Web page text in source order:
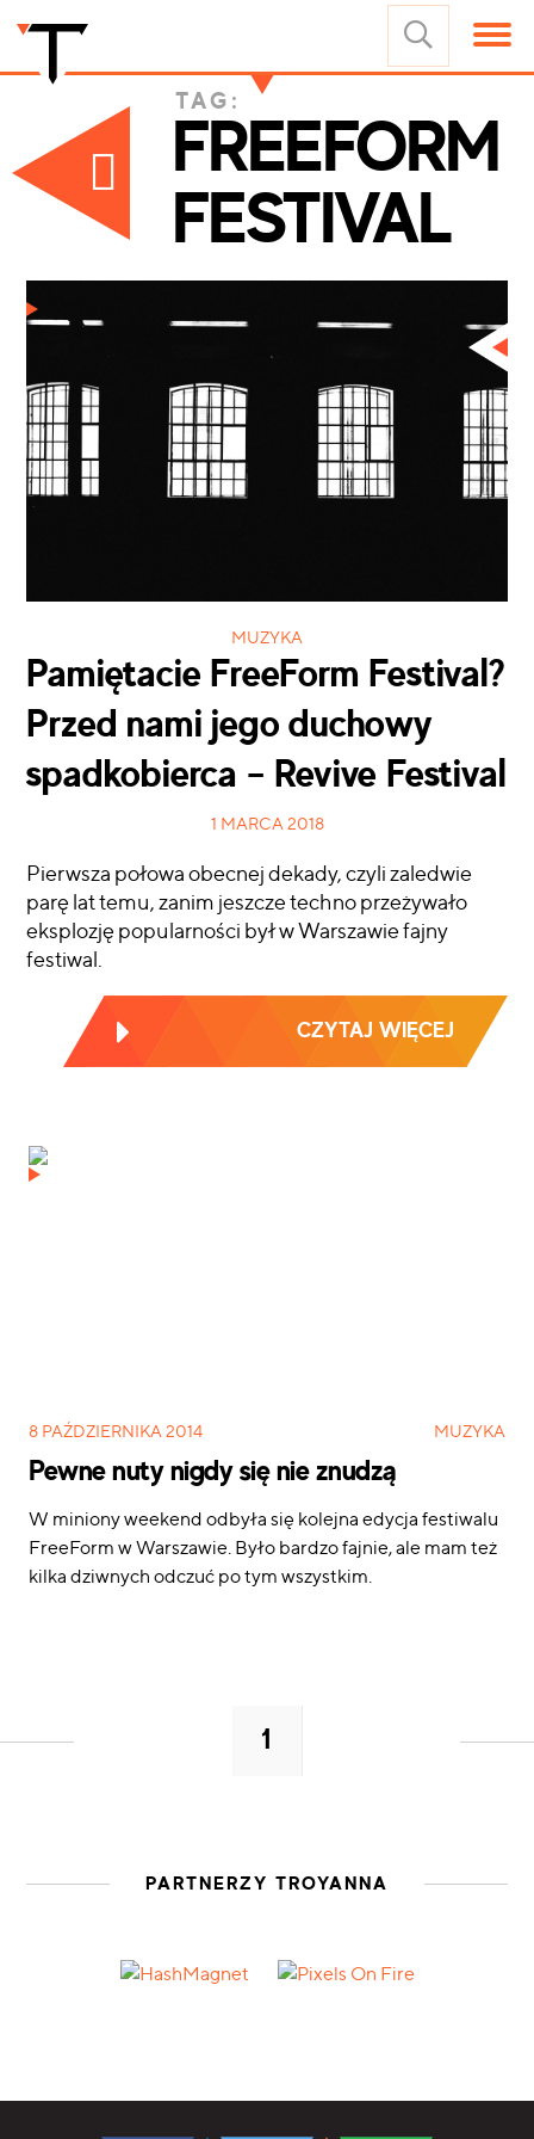
TAG:
FREEFORM
FESTIVAL
MUZYKA
Pamiętacie FreeForm Festival?
Przed nami jego duchowy
spadkobierca – Revive Festival
1 MARCA 2018
Pierwsza połowa obecnej dekady, czyli zaledwie
parę lat temu, zanim jeszcze techno przeżywało
eksplozję popularności był w Warszawie fajny
festiwal.
CZYTAJ WIĘCEJ
8 PAŹDZIERNIKA 2014 MUZYKA
Pewne nuty nigdy się nie znudzą
W miniony weekend odbyła się kolejna edycja festiwalu
FreeForm w Warszawie. Było bardzo fajnie, ale mam też
kilka dziwnych odczuć po tym wszystkim.
1
PARTNERZY TROYANNA